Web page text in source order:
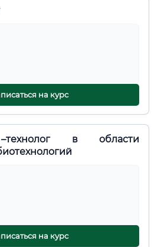
на курс
в области
на курс